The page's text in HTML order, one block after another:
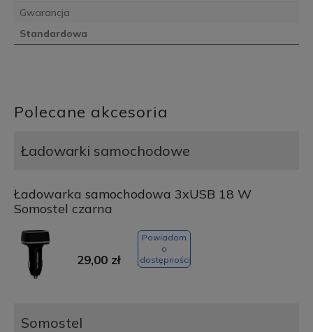
Gwarancja
Standardowa
Polecane akcesoria
Ładowarki samochodowe
Ładowarka samochodowa 3xUSB 18 W
Somostel czarna
29,00 zł
Powiadom
o
dostępności
Somostel